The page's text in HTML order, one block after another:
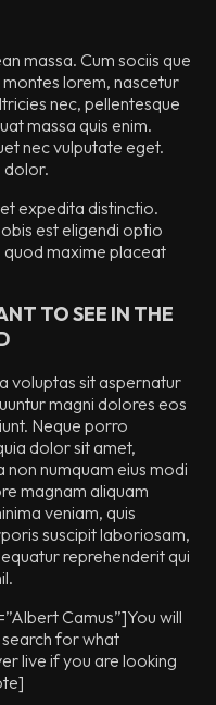
massa. Cum sociis que
lorem, nascetur
nec, pellentesque
massa quis enim.
nec vulputate eget.
dolor.
expedita distinctio.
est eligendi optio
quod maxime placeat
TO SEE IN THE
voluptas sit aspernatur
magni dolores eos
Neque porro
dolor sit amet,
non numquam eius modi
magnam aliquam
veniam, quis
suscipit laboriosam,
reprehenderit qui
Camus”]You will
for what
live if you are looking